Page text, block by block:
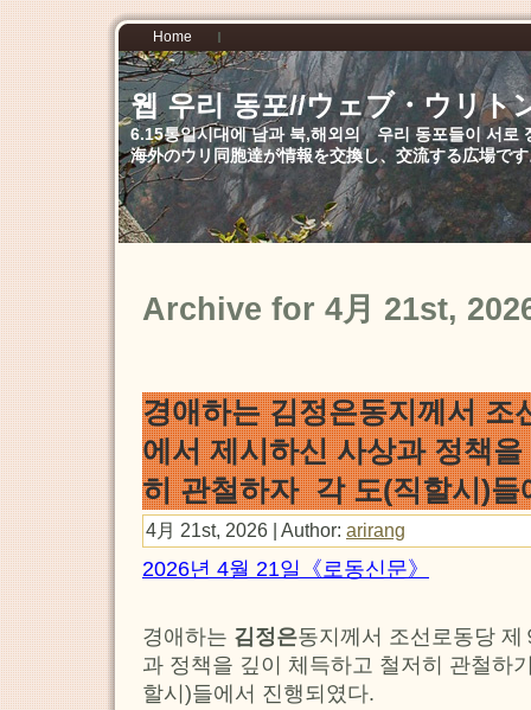
Home
웹 우리 동포//ウェブ・ウリト
6.15통일시대에 남과 북,해외의 우리 동포들이 서로
海外のウリ同胞達が情報を交換し、交流する広場で
Archive for 4月 21st,
경애하는 김정은동지께서 조
에서 제시하신 사상과 정책
히 관철하자 각 도(직할시)들
4月 21st, 2026 | Author: arirang
2026년 4월 21일《로동신문》
경애하는 김정은동지께서 조선로동당
과 정책을 깊이 체득하고 철저히 관철하
할시)들에서 진행되였다.